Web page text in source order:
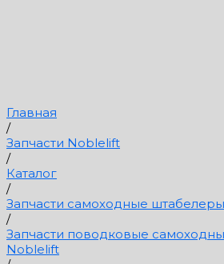
Главная
/
Запчасти Noblelift
/
Каталог
/
Запчасти самоходные
/
Запчасти поводковые
Noblelift